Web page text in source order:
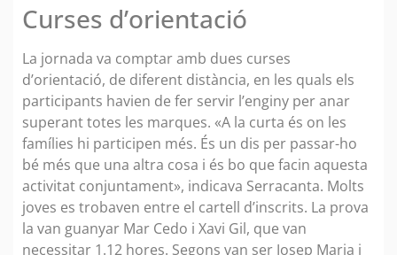
Curses d’orientació
La jornada va comptar amb dues curses
d’orientació, de diferent distància, en les quals els
participants havien de fer servir l’enginy per anar
superant totes les marques. «A la curta és on les
famílies hi participen més. És un dis per passar-ho
bé més que una altra cosa i és bo que facin aquesta
activitat conjuntament», indicava Serracanta. Molts
joves es trobaven entre el cartell d’inscrits. La prova
la van guanyar Mar Cedo i Xavi Gil, que van
necessitar 1.12 hores. Segons van ser Josep Maria i